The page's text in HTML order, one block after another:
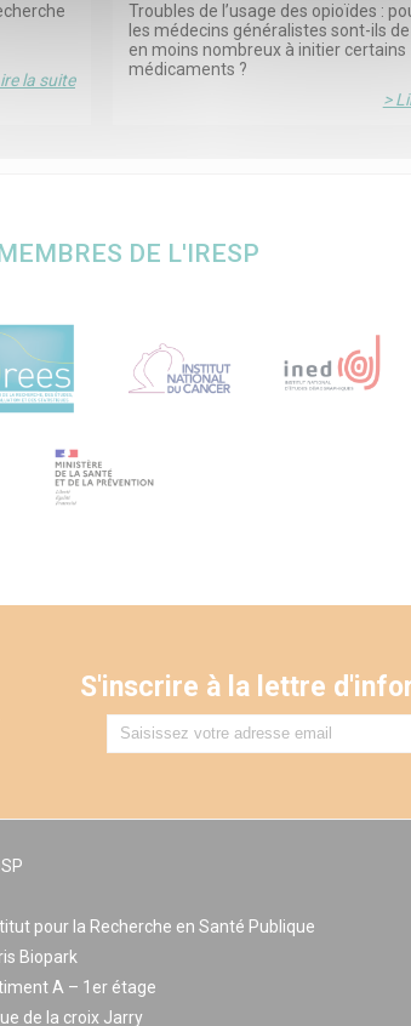
la suite
Troubles de l’usage des opioïdes :
les médecins généralistes sont-ils
en moins nombreux à initier certains
médicaments ?
>
DE L'IRESP
S'inscrire à la lettre
pour la Recherche en Santé Publique
Biopark
A – 1er étage
de la croix Jarry